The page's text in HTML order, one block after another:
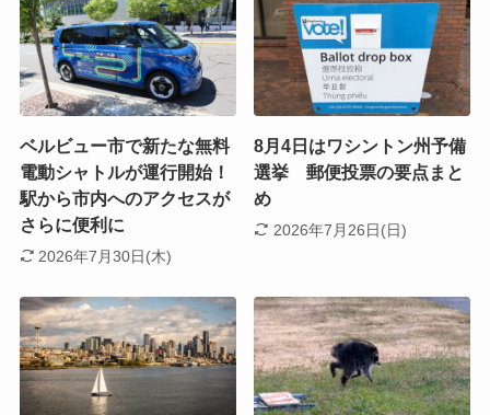
ベルビュー市で新たな無料
電動シャトルが運行開始！
駅から市内へのアクセスが
さらに便利に
2026年7月30日(木)
8月4日はワシントン州予備
選挙 郵便投票の要点まと
め
2026年7月26日(日)